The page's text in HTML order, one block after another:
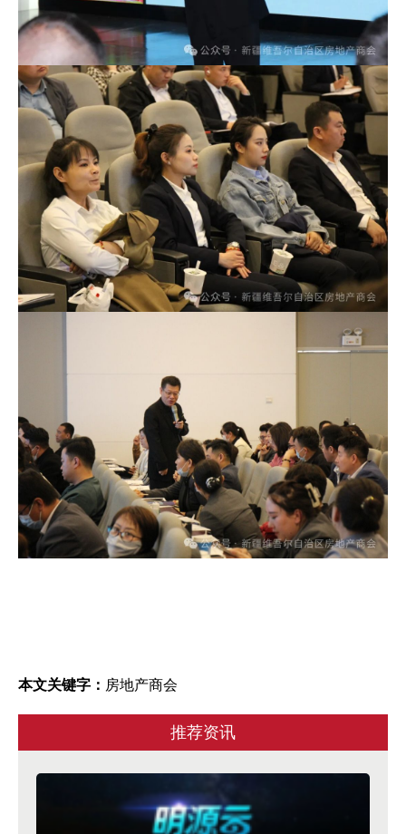
本文关键字： 房地产商会
推荐资讯